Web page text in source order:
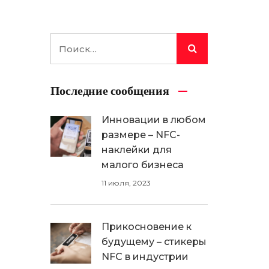
Последние сообщения
Инновации в любом
размере – NFC-
наклейки для
малого бизнеса
11 июля, 2023
Прикосновение к
будущему – стикеры
NFC в индустрии